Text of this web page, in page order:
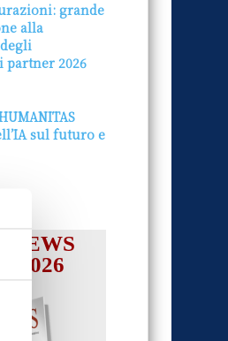
grande
alla
2026
sul futuro e
2026